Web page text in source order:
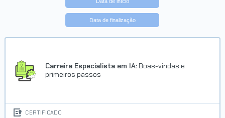
Data de finalização
Carreira Especialista em IA: Boas-vindas e
primeiros passos
CERTIFICADO